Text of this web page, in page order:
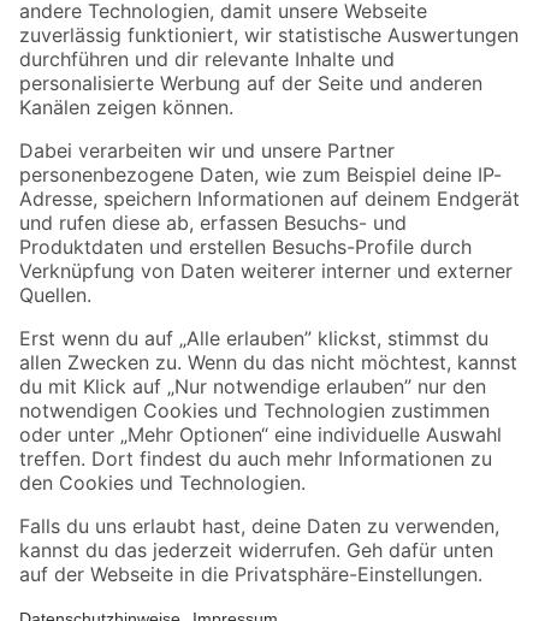
Zur Newsletter Anmeldung
Folge uns
Zahlungsarten Versandarten
Sicher einkaufen
Jetzt die toom-App herunterladen
Alle Preisangaben in EUR inkl. gesetzl. MwSt.. Die dargestellten Angebote sind unter
Umständen nicht in allen Märkten verfügbar. Die angegebenen Verfügbarkeiten beziehen
Produkte nur solange der Vorrat reicht.